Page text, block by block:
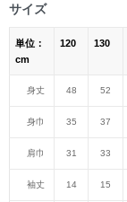
サイズ
単位：
cm
120 130
身丈 48 52
身巾 35 37
肩巾 31 33
袖丈 14 15